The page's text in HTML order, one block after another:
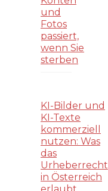
und
Fotos
passiert,
wenn Sie
sterben
KI-Bilder und
KI-Texte
kommerziell
nutzen: Was
das
Urheberrecht
in Österreich